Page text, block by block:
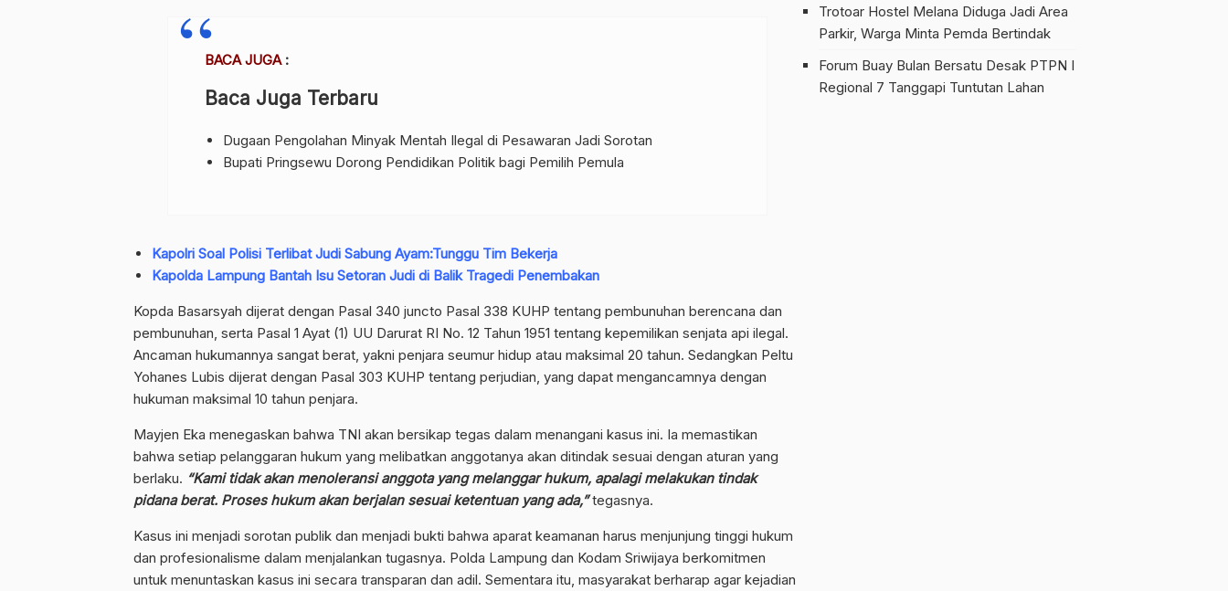
BACA JUGA:
Baca Juga Terbaru
Dugaan Pengolahan Minyak Mentah Ilegal di Pesawaran Jadi Sorotan
Bupati Pringsewu Dorong Pendidikan Politik bagi Pemilih Pemula
Kapolri Soal Polisi Terlibat Judi Sabung Ayam:Tunggu Tim Bekerja
Kapolda Lampung Bantah Isu Setoran Judi di Balik Tragedi Penembakan
Kopda Basarsyah dijerat dengan Pasal 340 juncto Pasal 338 KUHP tentang pembunuhan berencana dan
pembunuhan, serta Pasal 1 Ayat (1) UU Darurat RI No. 12 Tahun 1951 tentang kepemilikan senjata api ilegal.
Ancaman hukumannya sangat berat, yakni penjara seumur hidup atau maksimal 20 tahun. Sedangkan Peltu
Yohanes Lubis dijerat dengan Pasal 303 KUHP tentang perjudian, yang dapat mengancamnya dengan
hukuman maksimal 10 tahun penjara.
Mayjen Eka menegaskan bahwa TNI akan bersikap tegas dalam menangani kasus ini. Ia memastikan
bahwa setiap pelanggaran hukum yang melibatkan anggotanya akan ditindak sesuai dengan aturan yang
berlaku. “Kami tidak akan menoleransi anggota yang melanggar hukum, apalagi melakukan tindak
pidana berat. Proses hukum akan berjalan sesuai ketentuan yang ada,”tegasnya.
Kasus ini menjadi sorotan publik dan menjadi bukti bahwa aparat keamanan harus menjunjung tinggi hukum
dan profesionalisme dalam menjalankan tugasnya. Polda Lampung dan Kodam Sriwijaya berkomitmen
untuk menuntaskan kasus ini secara transparan dan adil. Sementara itu, masyarakat berharap agar kejadian
Trotoar Hostel Melana Diduga Jadi Area
Parkir, Warga Minta Pemda Bertindak
Forum Buay Bulan Bersatu Desak PTPN I
Regional 7 Tanggapi Tuntutan Lahan